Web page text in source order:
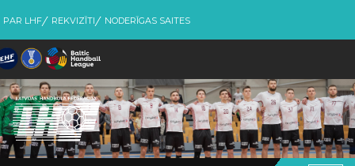
PAR LHF REKVIZĪTI NODERĪGAS SAITES